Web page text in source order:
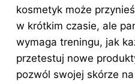
kosmetyk może
w krótkim czasie, ale
wymaga treningu, jak
przetestuj nowe
pozwól swojej skórze